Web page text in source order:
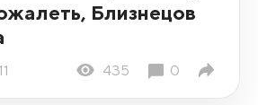
Близнецов
435 0